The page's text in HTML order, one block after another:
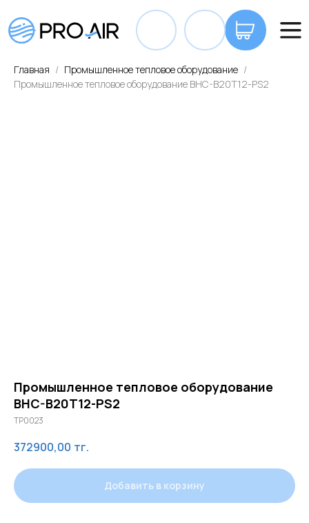
+7
Главная
Промышленное тепловое оборудование
Промышленное тепловое оборудование BHC-B20T12-PS2
Промышленное тепловое оборудование
BHC-B20T12-PS2
TP0023
372900,00 тг.
Добавить в корзину